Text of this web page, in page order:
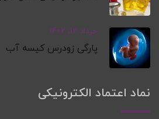
خرداد 12, 1402
پارگی زودرس کیسه آب
نماد اعتماد الکترونیکی